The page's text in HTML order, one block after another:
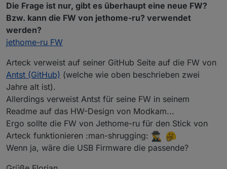
Die Frage ist nur, gibt es überhaupt eine neue FW?
Bzw. kann die FW von jethome-ru? verwendet
werden?
jethome-ru FW
Arteck verweist auf seiner GitHub Seite auf die FW von
Antst (GitHub) (welche wie oben beschrieben zwei
Jahre alt ist).
Allerdings verweist Antst für seine FW in seinem
Readme auf das HW-Design von Modkam...
Ergo sollte die FW von Jethome-ru für den Stick von
Arteck funktionieren :man-shrugging:
Wenn ja, wäre die USB Firmware die passende?